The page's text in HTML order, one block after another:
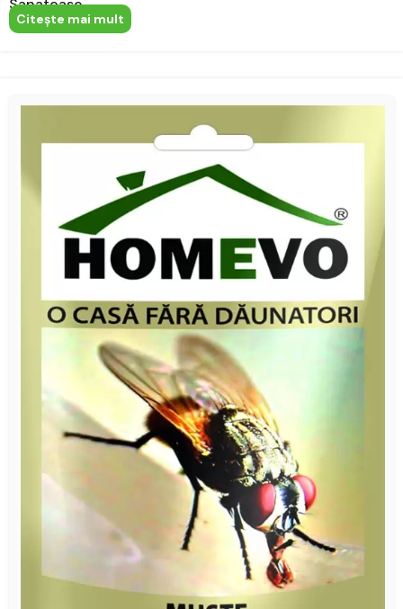
Sanatoase
Citeşte mai mult